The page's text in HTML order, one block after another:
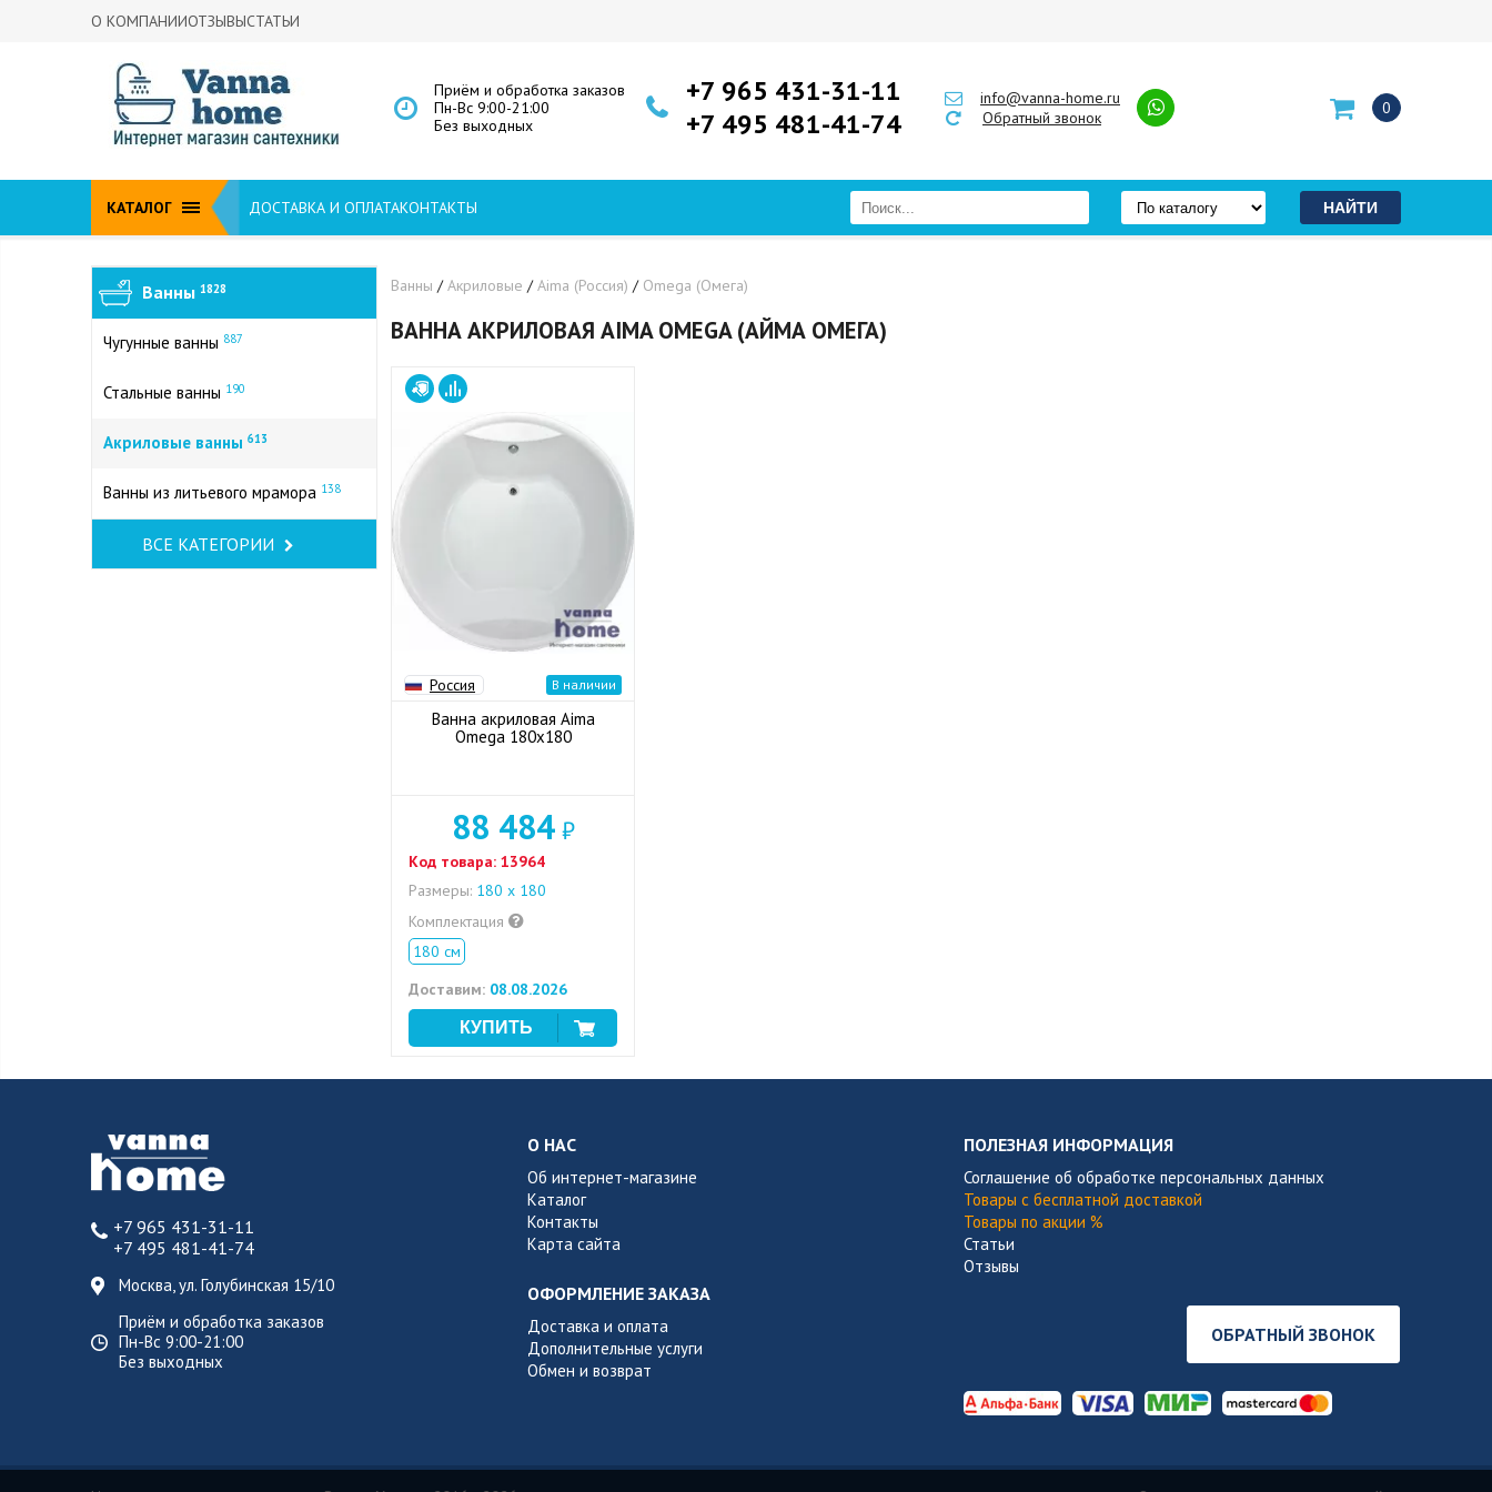
О КОМПАНИИОТЗЫВЫСТАТЬИ
Приём и обработка заказов
Пн-Вс 9:00-21:00
Без выходных
+7 965 431-31-11
+7 495 481-41-74
info@vanna-home.ru
Обратный звонок
0
КАТАЛОГ ДОСТАВКА И ОПЛАТАКОНТАКТЫ
Ванны 1828
Чугунные ванны 887
Стальные ванны 190
Акриловые ванны 613
Ванны из литьевого мрамора 138
ВСЕ КАТЕГОРИИ
Ванны /Акриловые /Aima (Россия) / Omega (Омега)
ВАННА АКРИЛОВАЯ AIMA OMEGA (АЙМА ОМЕГА)
Россия В наличии
Ванна акриловая Aima
Omega 180x180
88 484₽
Код товара: 13964
Размеры: 180 x 180
Комплектация
180 см
Доставим: 08.08.2026
+7 965 431-31-11
+7 495 481-41-74
Москва, ул. Голубинская 15/10
Приём и обработка заказов
Пн-Вс 9:00-21:00
Без выходных
О НАС
Об интернет-магазине
Каталог
Контакты
Карта сайта
ОФОРМЛЕНИЕ ЗАКАЗА
Доставка и оплата
Дополнительные услуги
Обмен и возврат
ПОЛЕЗНАЯ ИНФОРМАЦИЯ
Соглашение об обработке персональных данных
Товары с бесплатной доставкой
Товары по акции %
Статьи
Отзывы
ОБРАТНЫЙ ЗВОНОК